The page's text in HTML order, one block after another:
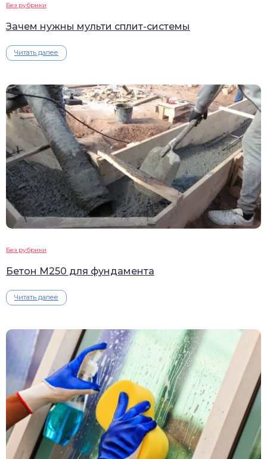
Без рубрики
Зачем нужны мульти сплит-системы
Читать далее
Без рубрики
Бетон М250 для фундамента
Читать далее